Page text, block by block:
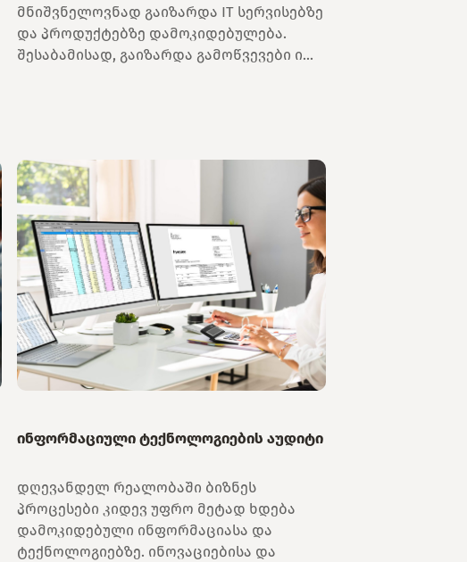
მნიშვნელოვნად გაიზარდა IT სერვისებზე
და პროდუქტებზე დამოკიდებულება.
შესაბამისად, გაიზარდა გამოწვევები ი...
ინფორმაციული ტექნოლოგიების აუდიტი
დღევანდელ რეალობაში ბიზნეს
პროცესები კიდევ უფრო მეტად ხდება
დამოკიდებული ინფორმაციასა და
ტექნოლოგიებზე. ინოვაციებისა და